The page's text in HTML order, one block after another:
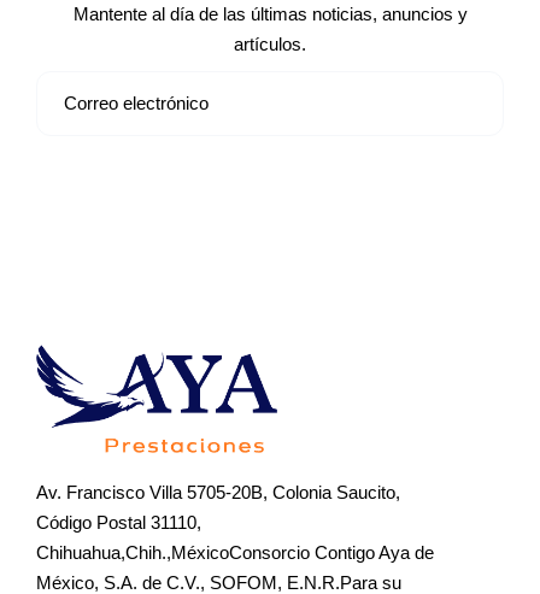
Mantente al día de las últimas noticias, anuncios y
artículos.
Av. Francisco Villa 5705-20B, Colonia Saucito,
Código Postal 31110,
Chihuahua,Chih.,MéxicoConsorcio Contigo Aya de
México, S.A. de C.V., SOFOM, E.N.R.Para su